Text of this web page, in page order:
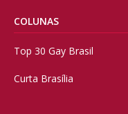
COLUNAS
Top 30 Gay Brasil
Curta Brasília